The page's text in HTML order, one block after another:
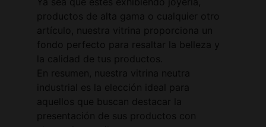
productos de alta gama o cualquier otro
artículo, nuestra vitrina proporciona un
fondo perfecto para resaltar la belleza y
la calidad de tus productos.
En resumen, nuestra vitrina neutra
industrial es la elección ideal para
aquellos que buscan destacar la
presentación de sus productos con